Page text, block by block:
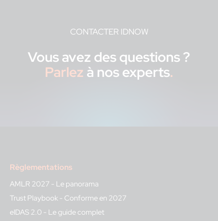
CONTACTER IDNOW
Vous avez des questions ?
Parlez à nos experts.
Règlementations
AMLR 2027 - Le panorama
Trust Playbook - Conforme en 2027
eIDAS 2.0 - Le guide complet